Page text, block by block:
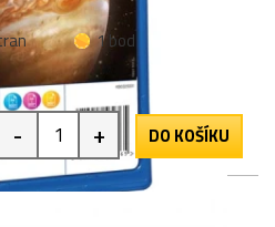
1 bod
- + DO KOŠÍKU